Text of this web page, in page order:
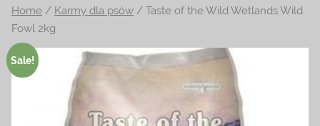
na
temat
terrarystyki
i
Zapraszamy!
Home / Karmy dla psów / Taste of the Wild Wetlands Wild
Fowl 2kg
Sale!